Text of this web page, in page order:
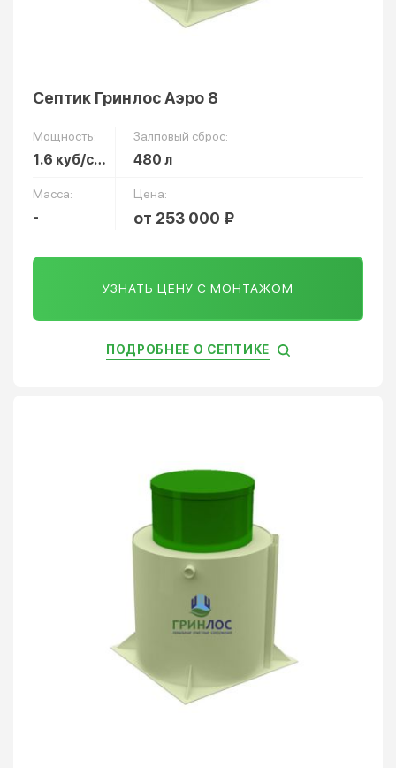
Септик Гринлос Аэро 8
Мощность:
1.6 куб/сут
Залповый сброс:
480 л
Масса:
-
Цена:
от 253 000 ₽
УЗНАТЬ ЦЕНУ С МОНТАЖОМ
ПОДРОБНЕЕ О СЕПТИКЕ